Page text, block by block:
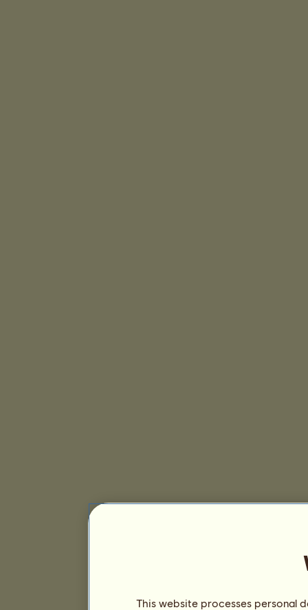
This website processes personal